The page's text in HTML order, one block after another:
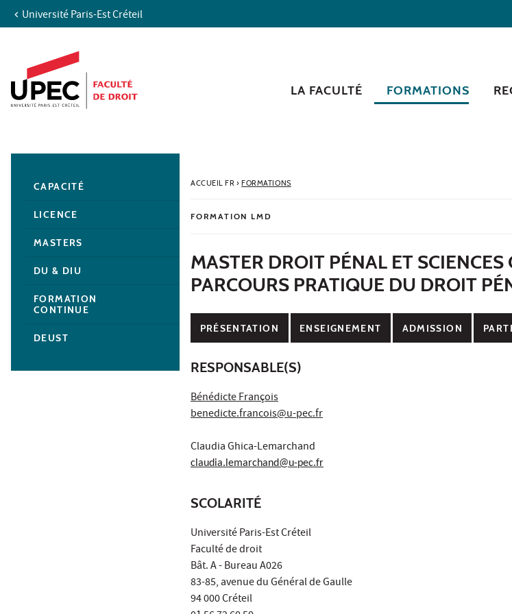
Aller au contenu
Accès directs
Recherche
Navigation secondaire
Université Paris-Est Créteil
LA FACULTÉ FORMATIONS
ACCUEIL FR› FORMATIONS
FORMATION LMD
MASTER DROIT PÉNAL ET SCIENCES
PARCOURS PRATIQUE DU DROIT
PRÉSENTATION ENSEIGNEMENT ADMISSION
RESPONSABLE(S)
Bénédicte François
benedicte.francois@u-pec.fr
Claudia Ghica-Lemarchand
claudia.lemarchand@u-pec.fr
SCOLARITÉ
Université Paris-Est Créteil
Faculté de droit
Bât. A - Bureau A026
83-85, avenue du Général de Gaulle
94 000 Créteil
CAPACITÉ
LICENCE
MASTERS
DU & DIU
FORMATION
CONTINUE
DEUST